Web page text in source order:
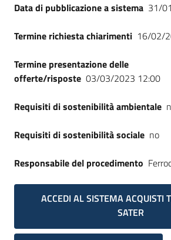
Data di pubblicazione a sistema 31/
Termine richiesta chiarimenti 16/02/
Termine presentazione delle
offerte/risposte 03/03/2023 12:00
Requisiti di sostenibilità ambientale
Requisiti di sostenibilità sociale no
Responsabile del procedimento
ACCEDI AL SISTEMA ACQUISTI
SATER